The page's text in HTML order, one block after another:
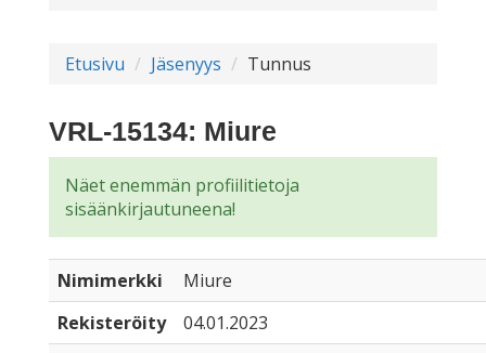
Etusivu Jäsenyys Tunnus
VRL-15134: Miure
Näet enemmän profiilitietoja
sisäänkirjautuneena!
Nimimerkki
Miure
Rekisteröity
04.01.2023